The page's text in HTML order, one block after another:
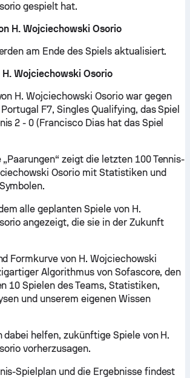
gespielt hat.
H. Wojciechowski Osorio
am Ende des Spiels aktualisiert.
Wojciechowski Osorio
H. Wojciechowski Osorio war gegen
F7, Singles Qualifying, das Spiel
2 - 0 (Francisco Dias hat das Spiel
zeigt die letzten 100 Tennis-
Osorio mit Statistiken und
alle geplanten Spiele von H.
angezeigt, die sie in der Zukunft
Formkurve von H. Wojciechowski
Algorithmus von Sofascore, den
10 Spielen des Teams, Statistiken,
und unserem eigenen Wissen
dabei helfen, zukünftige Spiele von H.
vorherzusagen.
Spielplan und die Ergebnisse findest